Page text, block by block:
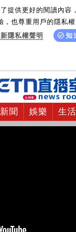
提供更好的閱讀內容
也尊重用戶的隱私權
隱私權聲明
知
新聞 娛樂 生活